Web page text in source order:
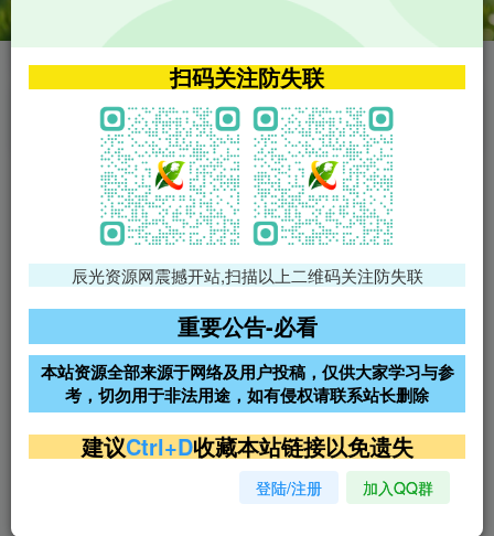
VIP特权介绍 APP源码
VIP特权介绍
火
VIP特权介绍
影视源码
影视源码
免费领支付宝红包
腾讯轻量4核4G3M服务器38元/
阿里云2核2G200M服务器68元/
年
雨云高防免备案服务器
超低价文字广告位招租 超低价文字广告位招租
超低价文字广告位招租
扫码关注防失联
辰光资源网震撼开站,扫描以上二维码关注防失联
重要公告-必看
本站资源全部来源于网络及用户投稿，仅供大家学习与参
考，切勿用于非法用途，如有侵权请联系站长删除
建议Ctrl+D收藏本站链接以免遗失
登陆/注册 加入QQ群